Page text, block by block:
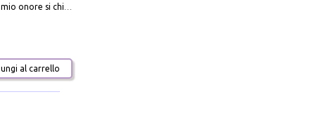
al carrello